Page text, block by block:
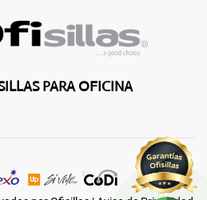
PARA OFICINA